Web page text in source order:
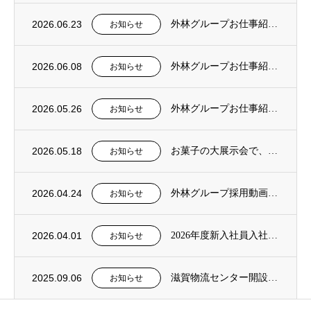
2026.06.23 お知らせ 外林グループお仕事紹介動画【システム編】が公開されました。
2026.06.08 お知らせ 外林グループお仕事紹介動画【物流編】が公開されました。
2026.05.26 お知らせ 外林グループお仕事紹介動画【営業編】が公開されました。
2026.05.18 お知らせ お菓子の大展示会で、オープンカンパニー・会社説明会を同時開催！
2026.04.24 お知らせ 外林グループ採用動画【予告編】が公開されました。
2026.04.01 お知らせ 2026年度新入社員入社式が開催されました。
2025.09.06 お知らせ 滋賀物流センター開設のご案内